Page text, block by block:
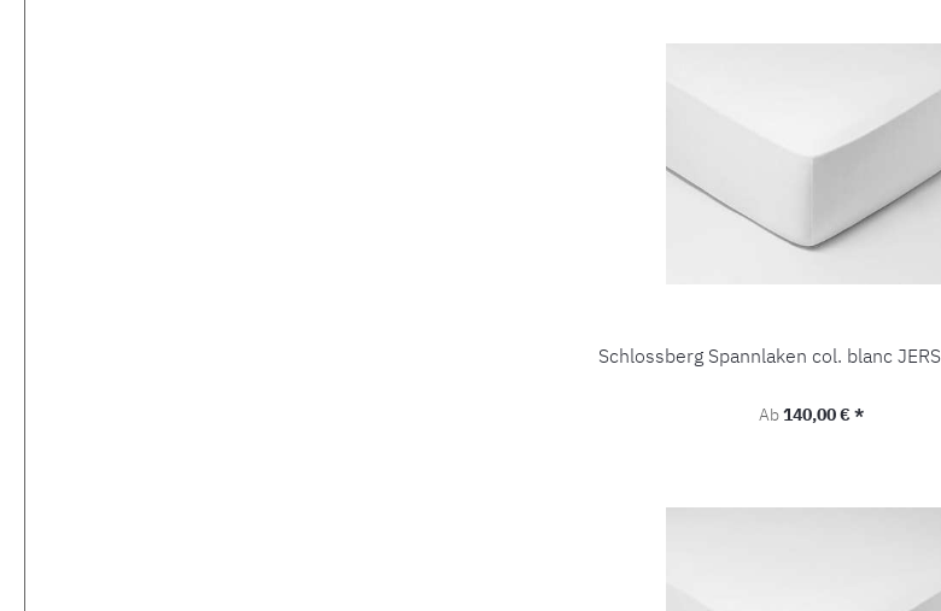
Schlossberg Spannlaken col. blanc
Regulärer Preis:
Ab140,00 € *